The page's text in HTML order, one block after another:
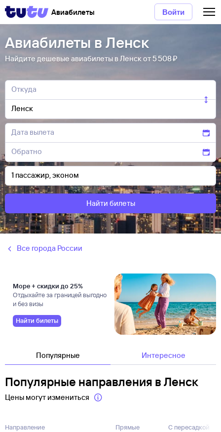
Авиабилеты Войти
Авиабилеты в Ленск
Найдите дешевые авиабилеты в Ленск от 5 ⁠508 ⁠₽
Найти билеты
Все города России
Море + скидки до 25%
Отдыхайте за границей выгодно
и без визы
Найти билеты
Популярные Интересное
Популярные направления в Ленск
Цены могут измениться
Направление Прямые С пересадкой